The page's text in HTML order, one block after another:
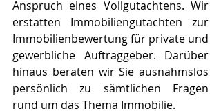
Anspruch eines Vollgutachtens. Wir
erstatten Immobiliengutachten zur
Immobilienbewertung für private und
gewerbliche Auftraggeber. Darüber
hinaus beraten wir Sie ausnahmslos
persönlich zu sämtlichen Fragen
rund um das Thema Immobilie.